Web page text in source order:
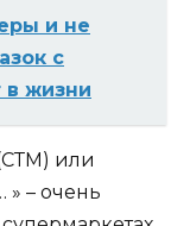
и не
с
в жизни
или
» – очень